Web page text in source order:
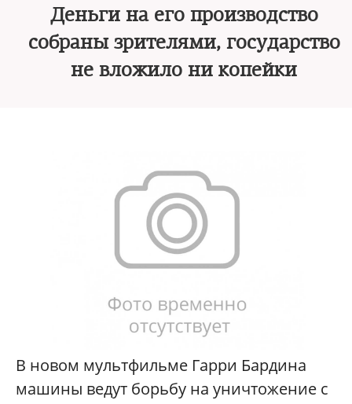
Деньги на его производство
собраны зрителями, государство
не вложило ни копейки
В новом мультфильме Гарри Бардина
машины ведут борьбу на уничтожение с